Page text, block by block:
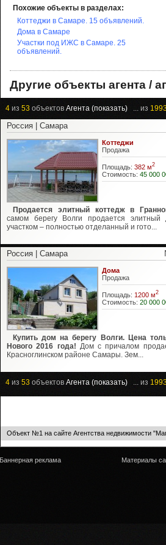
Похожие объекты в разделах:
Коттеджи в Самаре. 15 объявлений.
Дома в Самаре
Участки под ИЖС в Самаре. 25
объявлений.
Другие объекты агента /
4 из 53 объектов Агента (показать) ... из
Россия | Самара
Коттеджи
Продажа
Площадь: 382 м2
Стоимость: 45 000
Продается элитный коттедж в
самом берегу Волги продается
участком – полностью отделанный и гото...
Россия | Самара
Дома
Продажа
Площадь: 1200 м2
Стоимость: 20 000
Купить дом на берегу Волги. Цена
Нового 2016 года! Дом с причалом
Красноглинском районе Самары. Зем...
4 из 53 объектов Агента (показать) ... из
Объект №1 на сайте Агентства недвижимости
Баннерная реклама Материалы